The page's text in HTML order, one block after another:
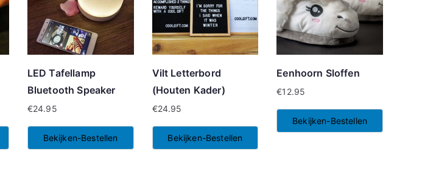
LED Tafellamp
Bluetooth Speaker
€24.95
Bekijken-Bestellen
Vilt Letterbord
(Houten Kader)
€24.95
Bekijken-Bestellen
Eenhoorn Sloffen
€12.95
Bekijken-Bestellen